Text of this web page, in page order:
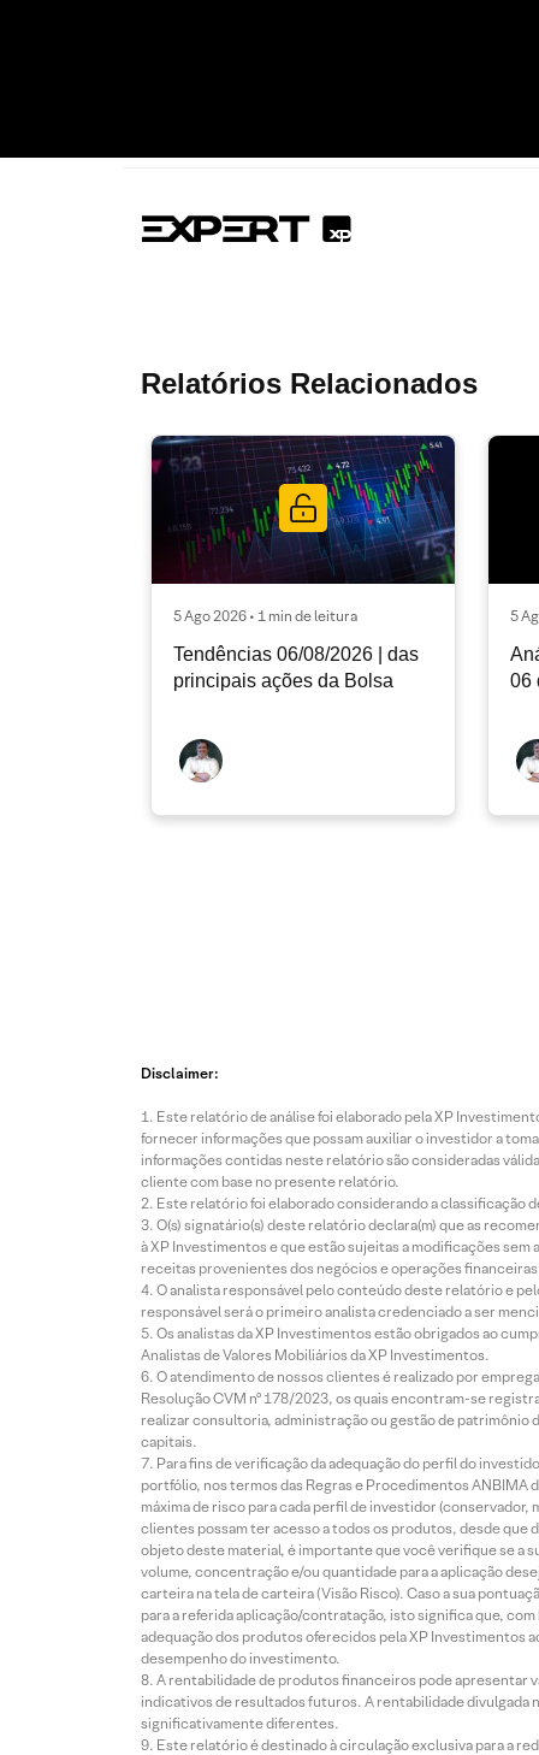
Relatórios Relacionados
5 Ago 2026 • 1 min de leitura
Tendências 06/08/2026 | das
principais ações da Bolsa
5
06
Disclaimer:
Este relatório de análise foi elaborado pela XP
fornecer informações que possam auxiliar o investidor a
informações contidas neste relatório são consideradas
cliente com base no presente relatório.
Este relatório foi elaborado considerando a classificação
O(s) signatário(s) deste relatório declara(m) que as
à XP Investimentos e que estão sujeitas a modificações
receitas provenientes dos negócios e operações
O analista responsável pelo conteúdo deste relatório e
responsável será o primeiro analista credenciado a ser
Os analistas da XP Investimentos estão obrigados ao
Analistas de Valores Mobiliários da XP Investimentos.
O atendimento de nossos clientes é realizado por
Resolução CVM nº 178/2023, os quais encontram-se
realizar consultoria, administração ou gestão de patrimônio
capitais.
Para fins de verificação da adequação do perfil do
portfólio, nos termos das Regras e Procedimentos
máxima de risco para cada perfil de investidor
clientes possam ter acesso a todos os produtos, desde que
objeto deste material, é importante que você verifique se a
volume, concentração e/ou quantidade para a aplicação
carteira na tela de carteira (Visão Risco). Caso a sua
para a referida aplicação/contratação, isto significa que,
adequação dos produtos oferecidos pela XP Investimentos
desempenho do investimento.
A rentabilidade de produtos financeiros pode apresentar
indicativos de resultados futuros. A rentabilidade divulgada
significativamente diferentes.
Este relatório é destinado à circulação exclusiva para a